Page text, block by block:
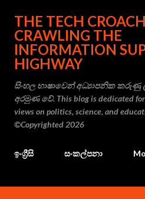
Skip to main
THE TECH
CRAWLING THE
INFORMATION
HIGHWAY
සිංහල භාෂාවෙන් අධ්‍යාපනික කරුණු
අරමුණ වේ. This blog is dedicated for
views on politics, science, and
©Copyrighted 2026
ඉංග්‍රීසි සංකල්පනා